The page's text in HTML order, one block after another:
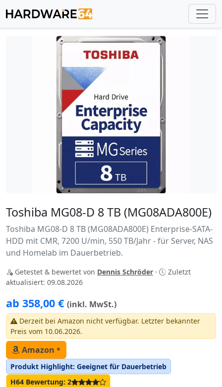
Toshiba MG08-D 8 TB (MG08ADA800E)
Toshiba MG08-D 8 TB (MG08ADA800E) Enterprise-SATA-
HDD mit CMR, 7200 U/min, 550 TB/Jahr - für Server, NAS
und Homelab im Dauerbetrieb.
Getestet & bewertet von Dennis Schröder ·
Zuletzt
aktualisiert: 09.08.2026
ab 358,00 € (inkl. MwSt.)
Derzeit bei Amazon nicht verfügbar. Letzter bekannter
Preis vom 10.06.2026.
Amazon *
Produkt Highlight: Geeignet für Dauerbetrieb
H64 Bewertung: 2